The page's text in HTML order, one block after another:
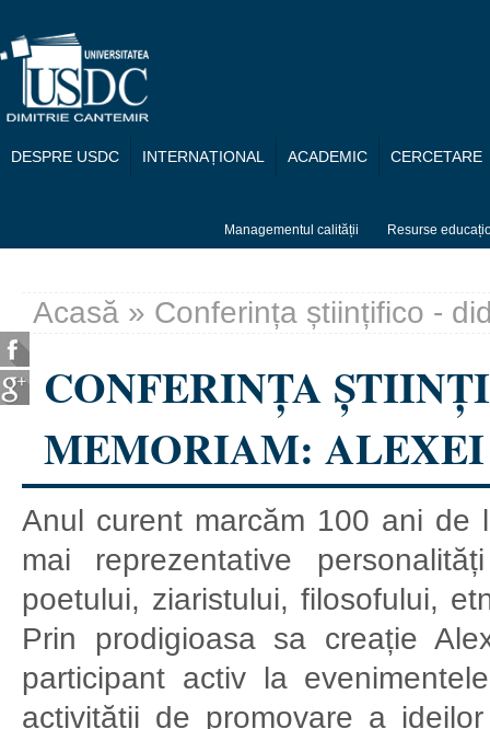
DESPRE USDC INTERNAȚIONAL ACADEMIC CERCETARE
Managementul calității Resurse
Eşti aici
Acasă » Conferința științifico -
CONFERINȚA
MEMORIAM:
Anul curent marcăm 100 ani
mai reprezentative
poetului, ziaristului, filosofului,
Prin prodigioasa sa creație
participant activ la
activității de promovare a